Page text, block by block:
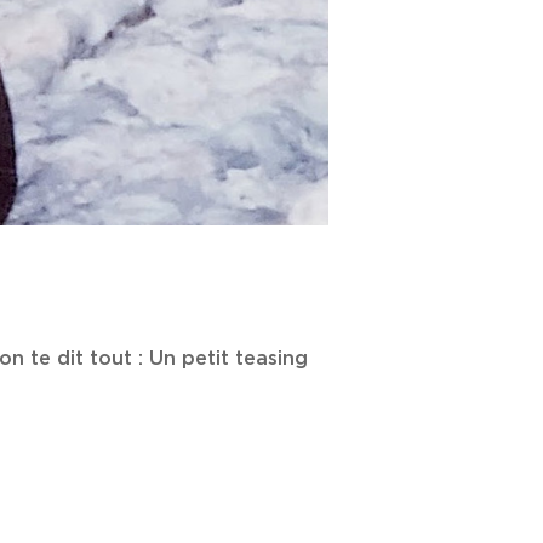
te dit tout : Un petit teasing